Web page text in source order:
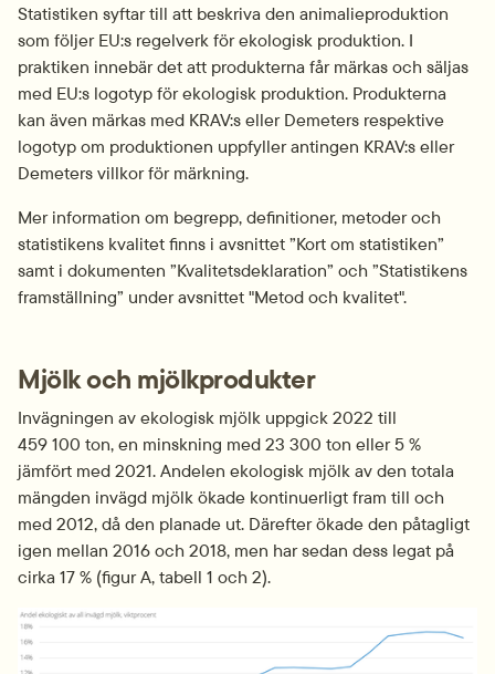
Statistiken syftar till att beskriva den animalieproduktion
som följer EU:s regelverk för ekologisk produktion. I
praktiken innebär det att produkterna får märkas och säljas
med EU:s logotyp för ekologisk produktion. Produkterna
kan även märkas med KRAV:s eller Demeters respektive
logotyp om produktionen uppfyller antingen KRAV:s eller
Demeters villkor för märkning.
Mer information om begrepp, definitioner, metoder och
statistikens kvalitet finns i avsnittet ”Kort om statistiken”
samt i dokumenten ”Kvalitetsdeklaration” och ”Statistikens
framställning” under avsnittet "Metod och kvalitet".
Mjölk och mjölkprodukter
Invägningen av ekologisk mjölk uppgick 2022 till
459 100 ton, en minskning med 23 300 ton eller 5 %
jämfört med 2021. Andelen ekologisk mjölk av den totala
mängden invägd mjölk ökade kontinuerligt fram till och
med 2012, då den planade ut. Därefter ökade den påtagligt
igen mellan 2016 och 2018, men har sedan dess legat på
cirka 17 % (figur A, tabell 1 och 2).